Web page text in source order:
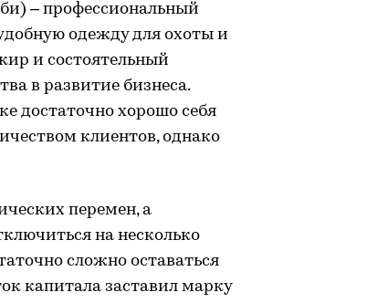
– профессиональный
одежду для охоты и
и состоятельный
в развитие бизнеса.
достаточно хорошо себя
клиентов, однако
перемен, а
на несколько
сложно оставаться
капитала заставил марку